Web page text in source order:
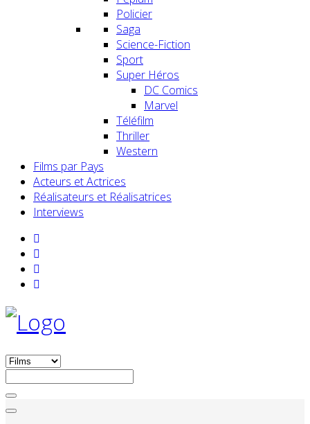
Policier
Saga
Science-Fiction
Sport
Super Héros
DC Comics
Marvel
Téléfilm
Thriller
Western
Films par Pays
Acteurs et Actrices
Réalisateurs et Réalisatrices
Interviews